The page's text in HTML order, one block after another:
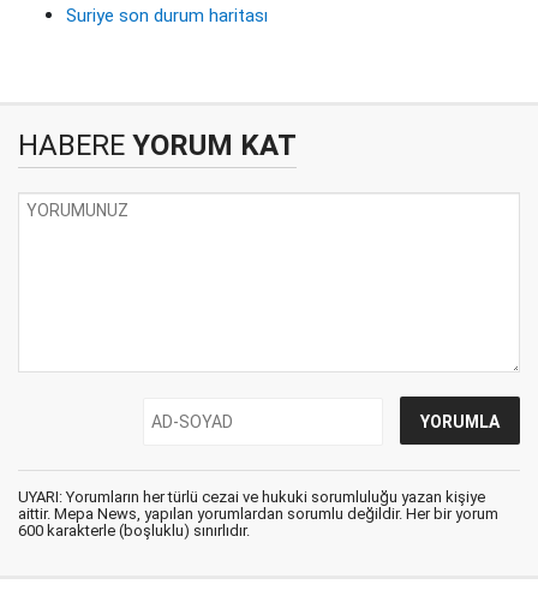
Suriye son durum haritası
HABERE YORUM KAT
UYARI: Yorumların her türlü cezai ve hukuki sorumluluğu yazan kişiye
aittir. Mepa News, yapılan yorumlardan sorumlu değildir. Her bir yorum
600 karakterle (boşluklu) sınırlıdır.